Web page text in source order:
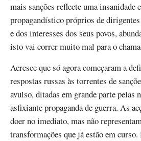
mais sanções reflecte uma insanidade
propagandístico próprios de
e dos interesses dos seus povos,
isto vai correr muito mal para o
Acresce que só agora começaram a
respostas russas às torrentes de
avulso, ditadas em grande parte pelas
asfixiante propaganda de guerra. As
doer no imediato, mas não
transformações que já estão em curso.